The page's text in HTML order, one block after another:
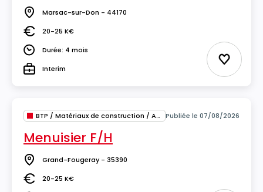
Lieu Marsac-sur-Don - 44170
Salaire20-25 K€
DuréeDurée: 4 mois
TypeInterim Ajouter
BTP / Matériaux de construction / Architecture Publiée le 07/08/2026
Menuisier F/H
Lieu Grand-Fougeray - 35390
Salaire20-25 K€